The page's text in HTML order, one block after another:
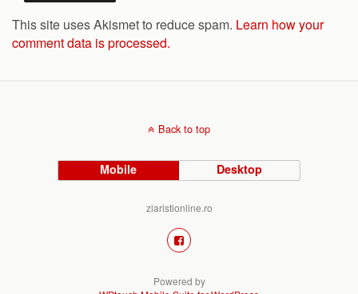
This site uses Akismet to reduce spam. Learn how your
comment data is processed.
Back to top
Mobile Desktop
ziaristionline.ro
Powered by